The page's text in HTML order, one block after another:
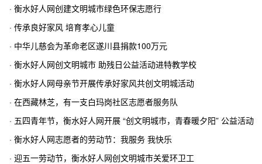
· 衡水好人网创建文明城市绿色环保志愿行
· 传承良好家风 培育孝心儿童
· 中华儿慈会为革命老区遂川县捐款100万元
· 衡水好人网创文明城市 助残日公益活动进特教学校
· 衡水好人网母亲节开展传承好家风共创文明城活动
· 在西藏林芝，有一支白玛岗社区志愿者服务队
· 五四青年节，衡水好人网开展 “创文明城市，青春暖夕阳” 公益活动
· 衡水好人网志愿者的劳动节：我服务 我快乐
· 迎五一劳动节，衡水好人网创文明城市关爱环卫工